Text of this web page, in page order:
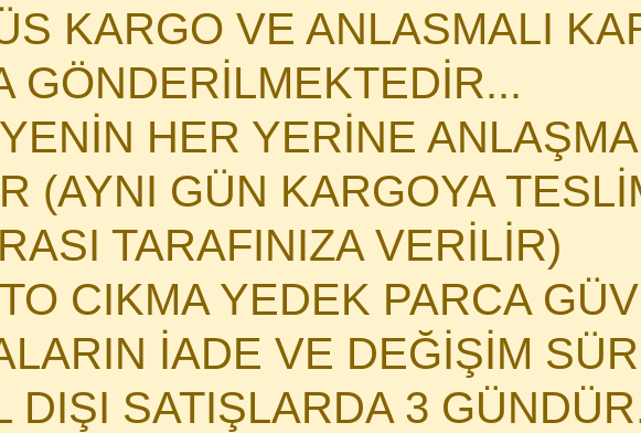
KARGO VE ANLASMALI
GÖNDERİLMEKTEDİR...
HER YERİNE
(AYNI GÜN KARGOYA
TARAFINIZA VERİLİR)
CIKMA YEDEK PARCA
İADE VE DEĞİŞİM
DIŞI SATIŞLARDA 3